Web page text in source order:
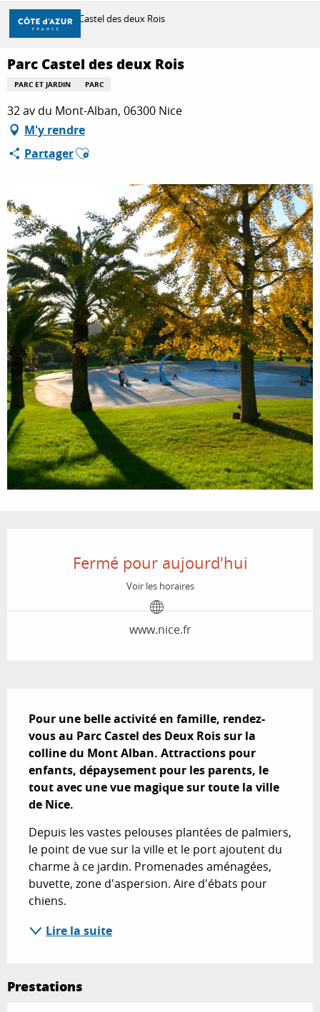
Aller
contenu
principal
DÉCOUVRIR
À FAIRE
Accueil Parc Castel des deux Rois
Parc Castel des deux Rois
PARC ET JARDIN PARC
32 av du Mont-Alban, 06300 Nice
M'y rendre
PartagerAjouter aux favoris
Fermé pour aujourd'hui
Voir les horaires
www.nice.fr
Pour une belle activité en famille, rendez-
vous au Parc Castel des Deux Rois sur la
colline du Mont Alban. Attractions pour
enfants, dépaysement pour les parents, le
tout avec une vue magique sur toute la ville
de Nice.
Depuis les vastes pelouses plantées de palmiers,
le point de vue sur la ville et le port ajoutent du
charme à ce jardin. Promenades aménagées,
buvette, zone d'aspersion. Aire d'ébats pour
chiens.
Lire la suite
Prestations